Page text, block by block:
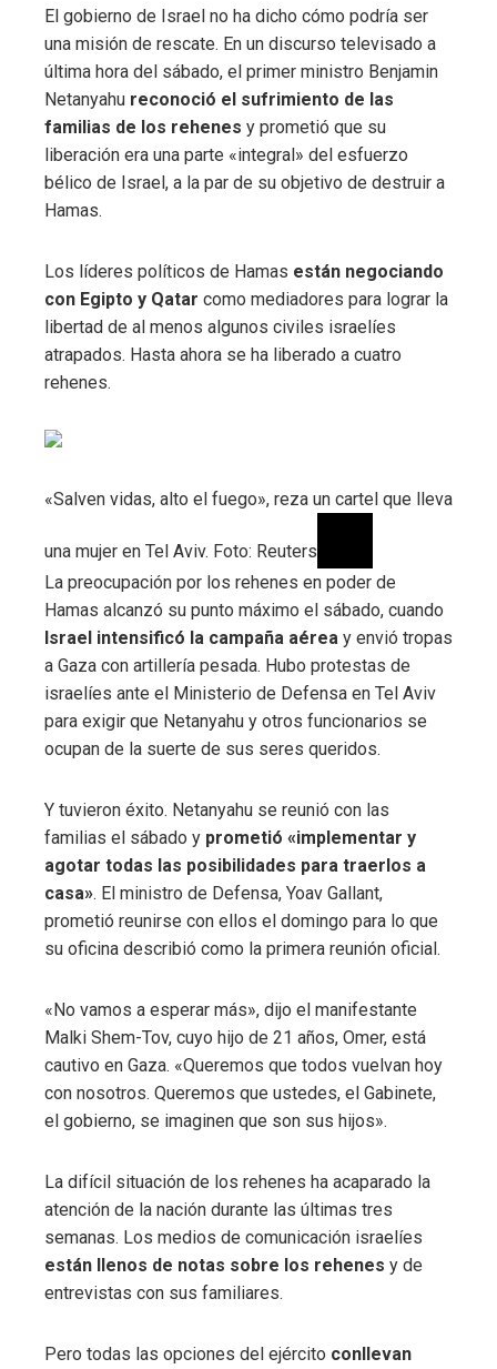
El gobierno de Israel no ha dicho cómo podría ser
una misión de rescate. En un discurso televisado a
última hora del sábado, el primer ministro Benjamin
Netanyahu reconoció el sufrimiento de las
familias de los rehenes y prometió que su
liberación era una parte «integral» del esfuerzo
bélico de Israel, a la par de su objetivo de destruir a
Hamas.
Los líderes políticos de Hamas están negociando
con Egipto y Qatar como mediadores para lograr la
libertad de al menos algunos civiles israelíes
atrapados. Hasta ahora se ha liberado a cuatro
rehenes.
«Salven vidas, alto el fuego», reza un cartel que lleva
una mujer en Tel Aviv. Foto: Reuters
La preocupación por los rehenes en poder de
Hamas alcanzó su punto máximo el sábado, cuando
Israel intensificó la campaña aérea y envió tropas
a Gaza con artillería pesada. Hubo protestas de
israelíes ante el Ministerio de Defensa en Tel Aviv
para exigir que Netanyahu y otros funcionarios se
ocupan de la suerte de sus seres queridos.
Y tuvieron éxito. Netanyahu se reunió con las
familias el sábado y prometió «implementar y
agotar todas las posibilidades para traerlos a
casa». El ministro de Defensa, Yoav Gallant,
prometió reunirse con ellos el domingo para lo que
su oficina describió como la primera reunión oficial.
«No vamos a esperar más», dijo el manifestante
Malki Shem-Tov, cuyo hijo de 21 años, Omer, está
cautivo en Gaza. «Queremos que todos vuelvan hoy
con nosotros. Queremos que ustedes, el Gabinete,
el gobierno, se imaginen que son sus hijos».
La difícil situación de los rehenes ha acaparado la
atención de la nación durante las últimas tres
semanas. Los medios de comunicación israelíes
están llenos de notas sobre los rehenes y de
entrevistas con sus familiares.
Pero todas las opciones del ejército conllevan